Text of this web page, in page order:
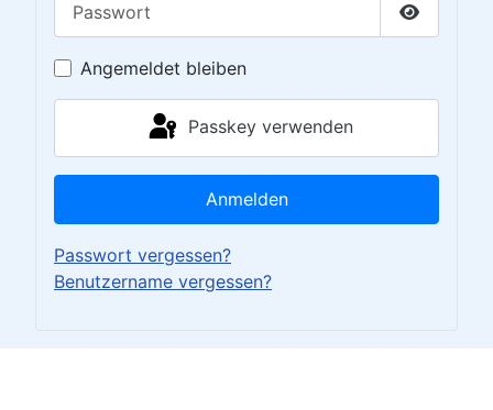
Passwort
Angemeldet bleiben
Passkey verwenden
Anmelden
Passwort vergessen?
Benutzername vergessen?